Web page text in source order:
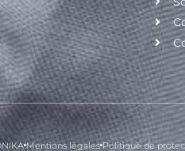
Mentions légales Politique de